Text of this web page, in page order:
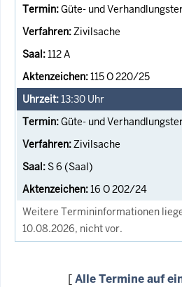
Güte- und
Zivilsache
112 A
115 O 220/25
13:30 Uhr
Güte- und
Zivilsache
S 6 (Saal)
16 O 202/24
Weitere Termininformationen
10.08.2026, nicht vor.
[Alle Termine auf